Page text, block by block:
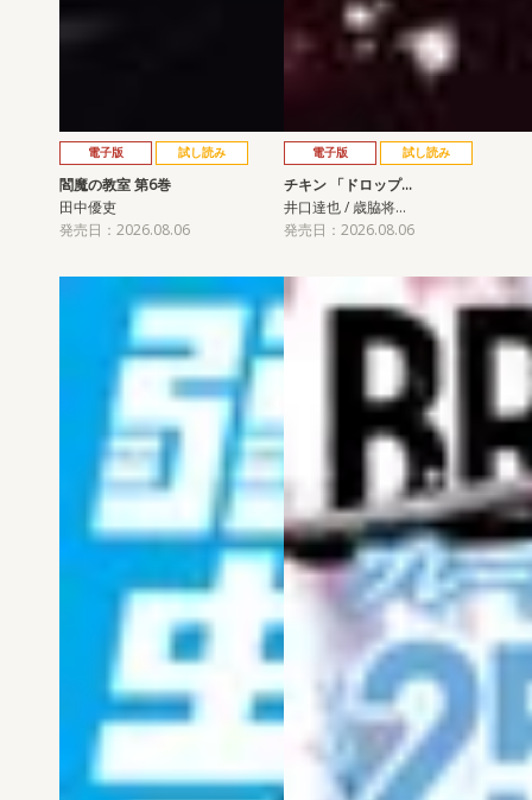
電子版 試し読み
閻魔の教室 第6巻
田中優吏
発売日：2026.08.06
電子版 試し読み
チキン 「ドロップ…
井口達也 / 歳脇将…
発売日：2026.08.06